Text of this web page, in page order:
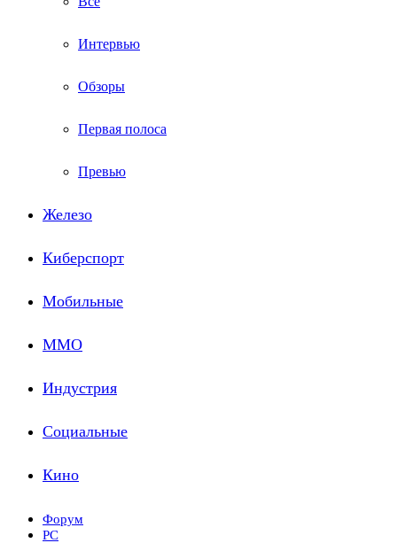
Интервью
Обзоры
Первая полоса
Превью
Железо
Киберспорт
Мобильные
ММО
Индустрия
Социальные
Кино
Форум
PC